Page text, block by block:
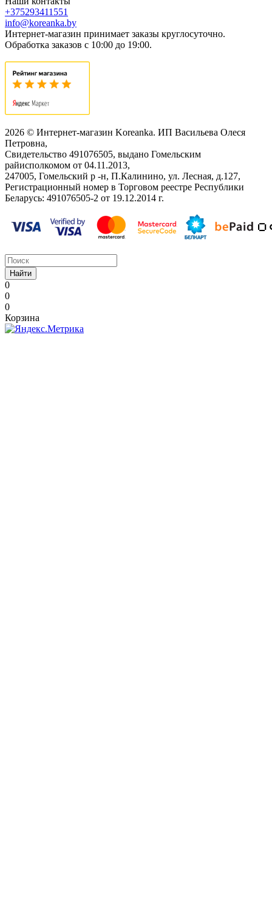
+375293411551
info@koreanka.by
Интернет-магазин принимает заказы круглосуточно.
Обработка заказов с 10:00 до 19:00.
2026 © Интернет-магазин Koreanka. ИП Васильева Олеся
Петровна,
Свидетельство ‎491076505, выдано Гомельским
райисполкомом от 04.11.2013,
247005, Гомельский р -н, П.Калинино, ул. Лесная, д.127,
Регистрационный номер в Торговом реестре Республики
Беларусь: ‎491076505-2 от 19.12.2014 г.
Найти
0
0
0
Корзина